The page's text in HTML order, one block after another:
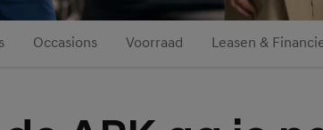
Occasions Voorraad Leasen &